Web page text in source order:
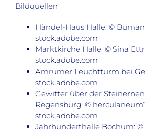
Bildquellen
Händel-Haus Halle: ©
stock.adobe.com
Marktkirche Halle: © Sina
stock.adobe.com
Amrumer Leuchtturm bei
stock.adobe.com
Gewitter über der
Regensburg: ©
stock.adobe.com
Jahrhunderthalle Bochum: ©